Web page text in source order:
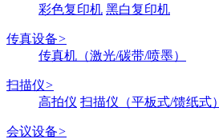
彩色复印机 黑白复印机
传真设备>
传真机（激光/碳带/喷墨）
扫描仪>
高拍仪 扫描仪（平板式/馈纸式）
会议设备>